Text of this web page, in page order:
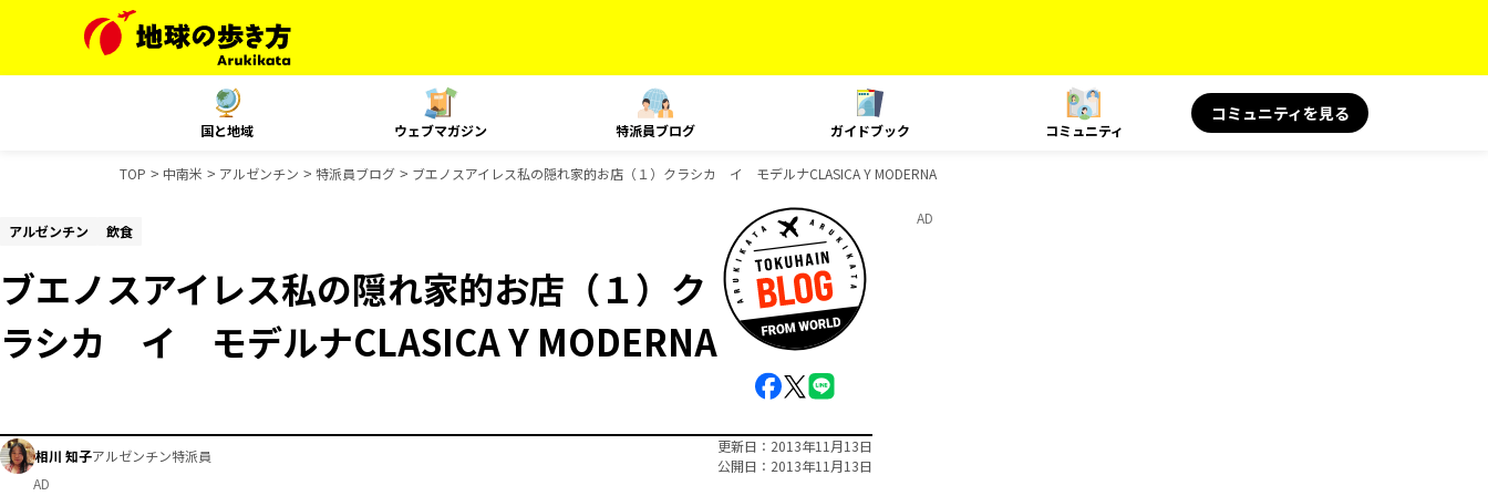
国と地域 ウェブマガジン 特派員ブログ ガイドブック コミュニティ
コミュニティを見る
TOP 中南米 アルゼンチン 特派員ブログ ブエノスアイレス私の隠れ家的お店（１）クラシカ イ モデルナCLASICA Y MODERNA
アルゼンチン 飲食
ブエノスアイレス私の隠れ家的お店（１）ク
ラシカ イ モデルナCLASICA Y MODERNA
相川 知子アルゼンチン特派員
更新日
2013年11月13日
公開日
2013年11月13日
AD
AD